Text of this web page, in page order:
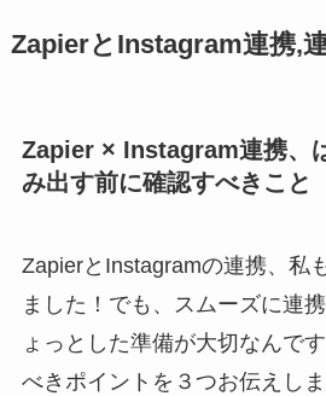
ZapierとInstagram連携,
Zapier × Instagram連携、
み出す前に確認すべきこと
ZapierとInstagramの連携、私
ました！でも、スムーズに連
ょっとした準備が大切なんで
べきポイントを３つお伝えしま